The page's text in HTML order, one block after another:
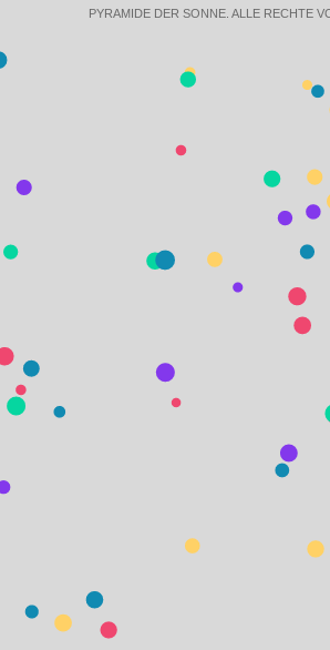
PYRAMIDE DER SONNE. ALLE RECHTE